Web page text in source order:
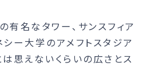
名なタワー、サンスフィア
ー大学のアメフトスタジア
思えないくらいの広さとス